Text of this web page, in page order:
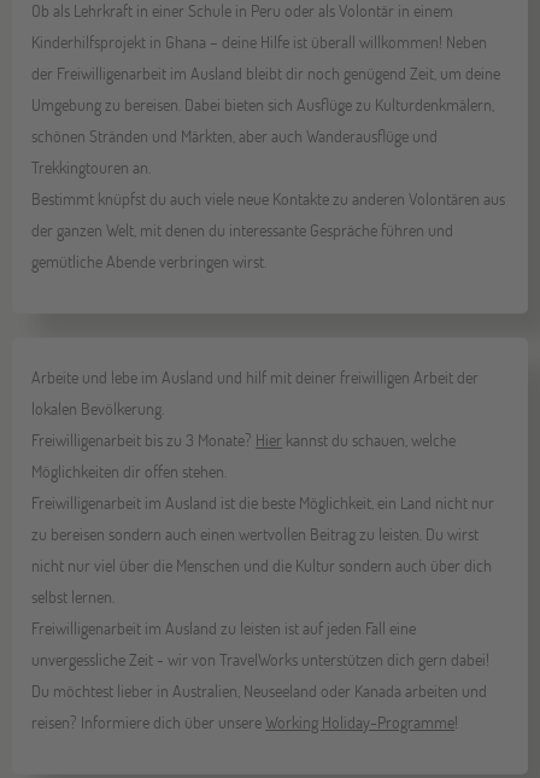
Ob als Lehrkraft in einer Schule in Peru oder als Volontär in einem
Kinderhilfsprojekt in Ghana – deine Hilfe ist überall willkommen! Neben
der Freiwilligenarbeit im Ausland bleibt dir noch genügend Zeit, um deine
Umgebung zu bereisen. Dabei bieten sich Ausflüge zu Kulturdenkmälern,
schönen Stränden und Märkten, aber auch Wanderausflüge und
Trekkingtouren an.
Bestimmt knüpfst du auch viele neue Kontakte zu anderen Volontären aus
der ganzen Welt, mit denen du interessante Gespräche führen und
gemütliche Abende verbringen wirst.
Arbeite und lebe im Ausland und hilf mit deiner freiwilligen Arbeit der
lokalen Bevölkerung.
Freiwilligenarbeit bis zu 3 Monate? Hier kannst du schauen, welche
Möglichkeiten dir offen stehen.
Freiwilligenarbeit im Ausland ist die beste Möglichkeit, ein Land nicht nur
zu bereisen sondern auch einen wertvollen Beitrag zu leisten. Du wirst
nicht nur viel über die Menschen und die Kultur sondern auch über dich
selbst lernen.
Freiwilligenarbeit im Ausland zu leisten ist auf jeden Fall eine
unvergessliche Zeit - wir von TravelWorks unterstützen dich gern dabei!
Du möchtest lieber in Australien, Neuseeland oder Kanada arbeiten und
reisen? Informiere dich über unsereWorking Holiday-Programme!